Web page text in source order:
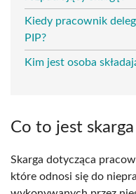
Kiedy pracownik
PIP?
Kim jest osoba
Co to jest
Skarga dotycząca
które odnosi się do